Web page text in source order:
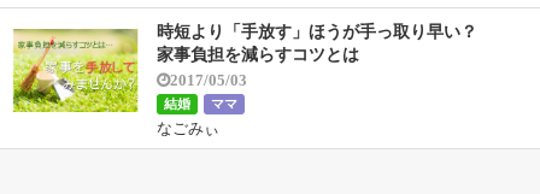
時短より「手放す」ほうが手っ取り早い？
家事負担を減らすコツとは
2017/05/03
結婚 ママ
なごみぃ